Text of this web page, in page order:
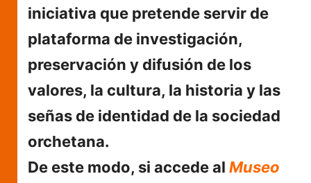
iniciativa que pretende servir de
plataforma de investigación,
preservación y difusión de los
valores, la cultura, la historia y las
señas de identidad de la sociedad
orchetana.
De este modo, si accede al Museo